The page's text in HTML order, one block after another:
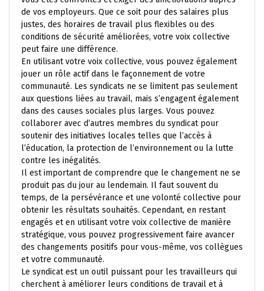
de vos employeurs. Que ce soit pour des salaires plus
justes, des horaires de travail plus flexibles ou des
conditions de sécurité améliorées, votre voix collective
peut faire une différence.
En utilisant votre voix collective, vous pouvez également
jouer un rôle actif dans le façonnement de votre
communauté. Les syndicats ne se limitent pas seulement
aux questions liées au travail, mais s’engagent également
dans des causes sociales plus larges. Vous pouvez
collaborer avec d’autres membres du syndicat pour
soutenir des initiatives locales telles que l’accès à
l’éducation, la protection de l’environnement ou la lutte
contre les inégalités.
Il est important de comprendre que le changement ne se
produit pas du jour au lendemain. Il faut souvent du
temps, de la persévérance et une volonté collective pour
obtenir les résultats souhaités. Cependant, en restant
engagés et en utilisant votre voix collective de manière
stratégique, vous pouvez progressivement faire avancer
des changements positifs pour vous-même, vos collègues
et votre communauté.
Le syndicat est un outil puissant pour les travailleurs qui
cherchent à améliorer leurs conditions de travail et à